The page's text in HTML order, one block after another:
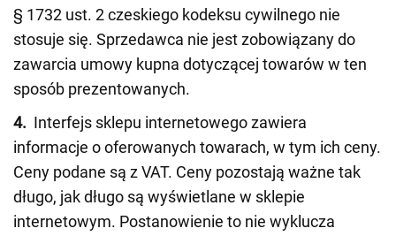
§ 1732 ust. 2 czeskiego kodeksu cywilnego nie
stosuje się. Sprzedawca nie jest zobowiązany do
zawarcia umowy kupna dotyczącej towarów w ten
sposób prezentowanych.
4. Interfejs sklepu internetowego zawiera
informacje o oferowanych towarach, w tym ich ceny.
Ceny podane są z VAT. Ceny pozostają ważne tak
długo, jak długo są wyświetlane w sklepie
internetowym. Postanowienie to nie wyklucza